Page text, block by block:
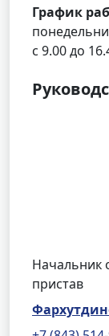
График
с 9.00 до
Начальник
пристав